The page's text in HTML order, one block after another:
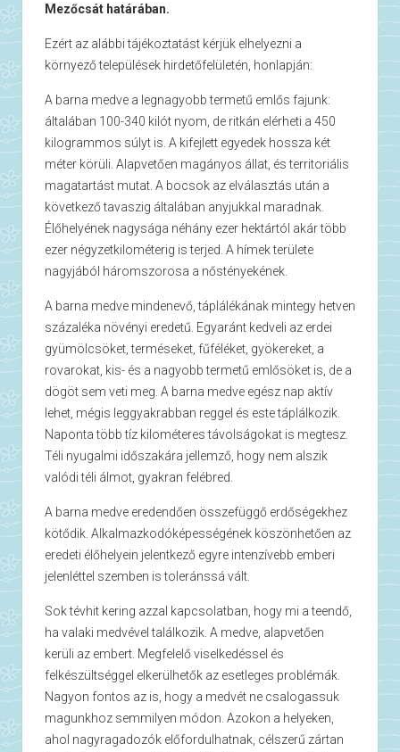
Mezőcsát határában.
Ezért az alábbi tájékoztatást kérjük elhelyezni a
környező települések hirdetőfelületén, honlapján:
A barna medve a legnagyobb termetű emlős fajunk:
általában 100-340 kilót nyom, de ritkán elérheti a 450
kilogrammos súlyt is. A kifejlett egyedek hossza két
méter körüli. Alapvetően magányos állat, és territoriális
magatartást mutat. A bocsok az elválasztás után a
következő tavaszig általában anyjukkal maradnak.
Élőhelyének nagysága néhány ezer hektártól akár több
ezer négyzetkilométerig is terjed. A hímek területe
nagyjából háromszorosa a nőstényekének.
A barna medve mindenevő, táplálékának mintegy hetven
százaléka növényi eredetű. Egyaránt kedveli az erdei
gyümölcsöket, terméseket, fűféléket, gyökereket, a
rovarokat, kis- és a nagyobb termetű emlősöket is, de a
dögöt sem veti meg. A barna medve egész nap aktív
lehet, mégis leggyakrabban reggel és este táplálkozik.
Naponta több tíz kilométeres távolságokat is megtesz.
Téli nyugalmi időszakára jellemző, hogy nem alszik
valódi téli álmot, gyakran felébred.
A barna medve eredendően összefüggő erdőségekhez
kötődik. Alkalmazkodóképességének köszönhetően az
eredeti élőhelyein jelentkező egyre intenzívebb emberi
jelenléttel szemben is toleránssá vált.
Sok tévhit kering azzal kapcsolatban, hogy mi a teendő,
ha valaki medvével találkozik. A medve, alapvetően
kerüli az embert. Megfelelő viselkedéssel és
felkészültséggel elkerülhetők az esetleges problémák.
Nagyon fontos az is, hogy a medvét ne csalogassuk
magunkhoz semmilyen módon. Azokon a helyeken,
ahol nagyragadozók előfordulhatnak, célszerű zártan